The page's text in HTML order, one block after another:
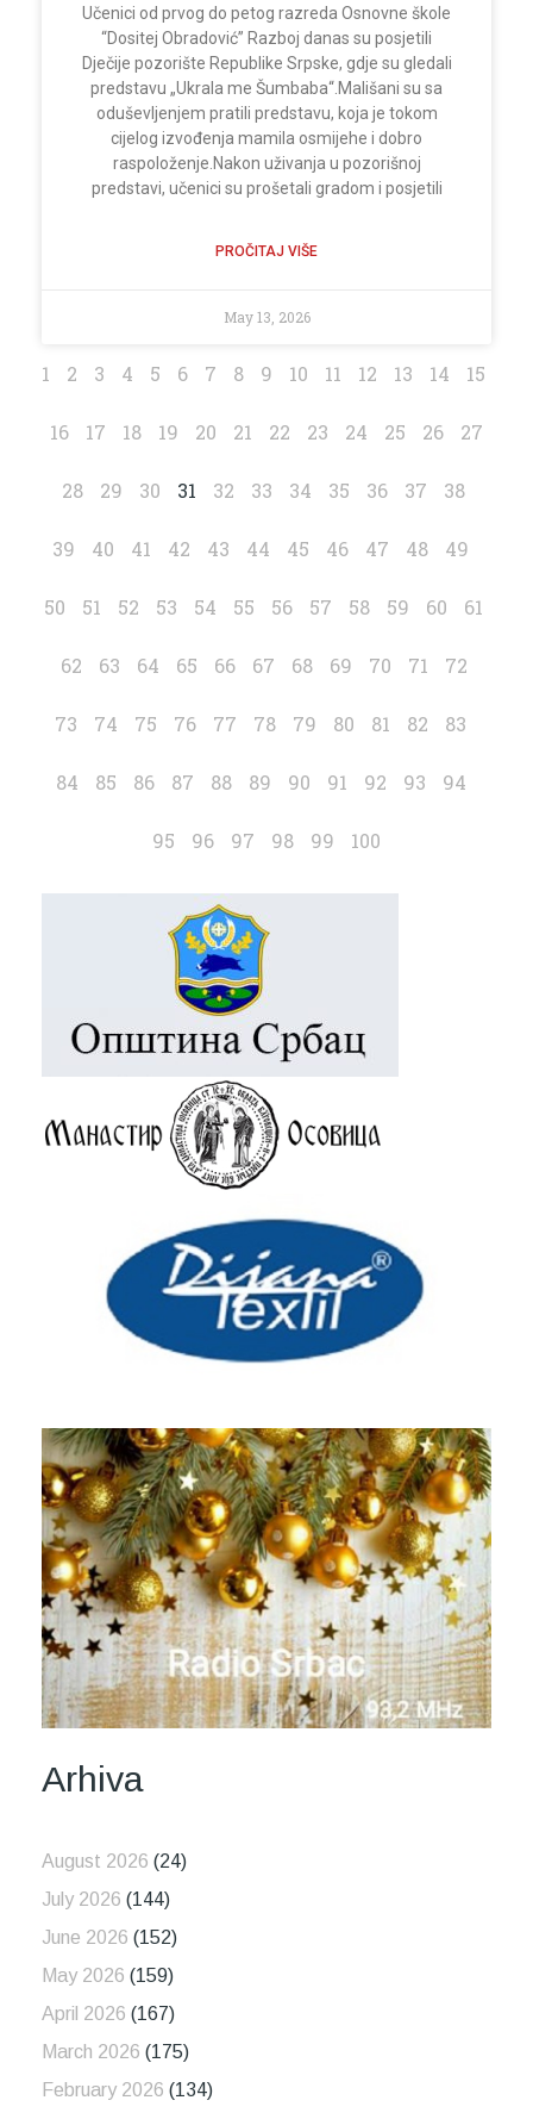
Učenici od prvog do petog razreda Osnovne škole
“Dositej Obradović” Razboj danas su posjetili
Dječije pozorište Republike Srpske, gdje su gledali
predstavu „Ukrala me Šumbaba“.Mališani su sa
oduševljenjem pratili predstavu, koja je tokom
cijelog izvođenja mamila osmijehe i dobro
raspoloženje.Nakon uživanja u pozorišnoj
predstavi, učenici su prošetali gradom i posjetili
PROČITAJ VIŠE
May 13, 2026
1 2 3 4 5 6 7 8 9 10 11 12 13 14 15
16 17 18 19 20 21 22 23 24 25 26 27
28 29 30 31 32 33 34 35 36 37 38
39 40 41 42 43 44 45 46 47 48 49
50 51 52 53 54 55 56 57 58 59 60 61
62 63 64 65 66 67 68 69 70 71 72
73 74 75 76 77 78 79 80 81 82 83
84 85 86 87 88 89 90 91 92 93 94
95 96 97 98 99 100
Arhiva
August 2026 (24)
July 2026 (144)
June 2026 (152)
May 2026 (159)
April 2026 (167)
March 2026 (175)
February 2026 (134)